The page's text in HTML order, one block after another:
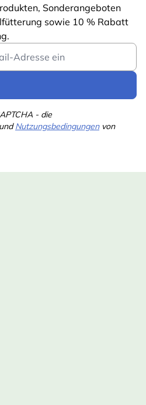
Sonderangeboten
sowie 10 % Rabatt
- die
Nutzungsbedingungenvon